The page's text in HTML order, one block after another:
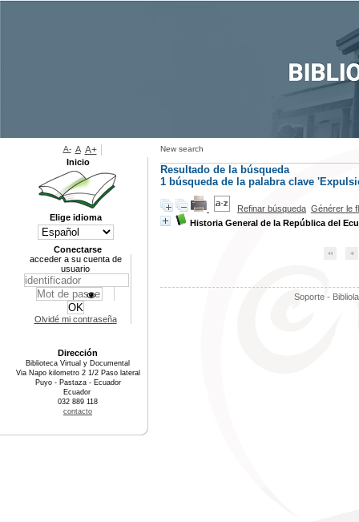
New search
Resultado de la búsqueda
1 búsqueda de la palabra clave
Refinar búsqueda Générer le
Historia General de la República del
Soporte -
A- A A+
Inicio
Elige idioma
Conectarse
acceder a su cuenta de
usuario
Olvidé mi contraseña
Dirección
Biblioteca Virtual y Documental
Via Napo kilometro 2 1/2 Paso lateral
Puyo - Pastaza - Ecuador
Ecuador
032 889 118
contacto